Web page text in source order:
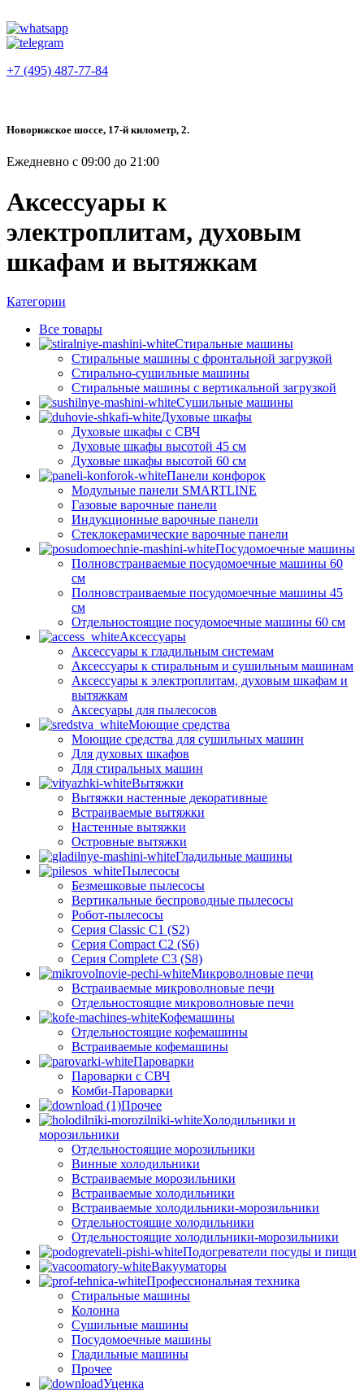
+7 (495) 487-77-84
Новорижское шоссе, 17-й километр, 2.
Ежедневно с 09:00 до 21:00
Аксессуары к
электроплитам, духовым
шкафам и вытяжкам
Категории
Все товары
Стиральные машины
Стиральные машины с фронтальной загрузкой
Стирально-сушильные машины
Стиральные машины с вертикальной загрузкой
Сушильные машины
Духовые шкафы
Духовые шкафы с СВЧ
Духовые шкафы высотой 45 см
Духовые шкафы высотой 60 см
Панели конфорок
Модульные панели SMARTLINE
Газовые варочные панели
Индукционные варочные панели
Стеклокерамические варочные панели
Посудомоечные машины
Полновстраиваемые посудомоечные машины 60
см
Полновстраиваемые посудомоечные машины 45
см
Отдельностоящие посудомоечные машины 60 см
Аксессуары
Аксессуары к гладильным системам
Аксессуары к стиральным и сушильным машинам
Аксессуары к электроплитам, духовым шкафам и
вытяжкам
Аксесуары для пылесосов
Моющие средства
Моющие средства для сушильных машин
Для духовых шкафов
Для стиральных машин
Вытяжки
Вытяжки настенные декоративные
Встраиваемые вытяжки
Настенные вытяжки
Островные вытяжки
Гладильные машины
Пылесосы
Безмешковые пылесосы
Вертикальные беспроводные пылесосы
Робот-пылесосы
Серия Classic C1 (S2)
Серия Compact C2 (S6)
Серия Complete C3 (S8)
Микроволновые печи
Встраиваемые микроволновые печи
Отдельностоящие микроволновые печи
Кофемашины
Отдельностоящие кофемашины
Встраиваемые кофемашины
Пароварки
Пароварки с СВЧ
Комби-Пароварки
Прочее
Холодильники и
морозильники
Отдельностоящие морозильники
Винные холодильники
Встраиваемые морозильники
Встраиваемые холодильники
Встраиваемые холодильники-морозильники
Отдельностоящие холодильники
Отдельностоящие холодильники-морозильники
Подогреватели посуды и пищи
Вакууматоры
Профессиональная техника
Стиральные машины
Колонна
Сушильные машины
Посудомоечные машины
Гладильные машины
Прочее
Уценка